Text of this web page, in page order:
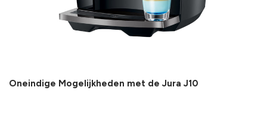
Oneindige Mogelijkheden met de Jura J10